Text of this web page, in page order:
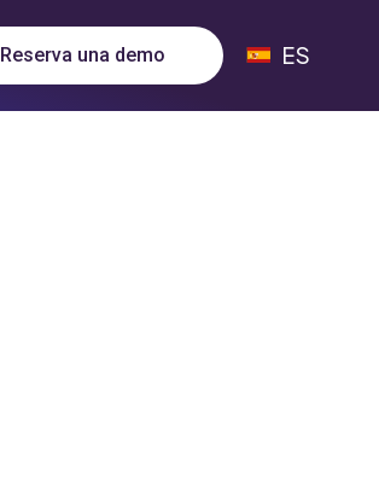
Reserva una demo ES